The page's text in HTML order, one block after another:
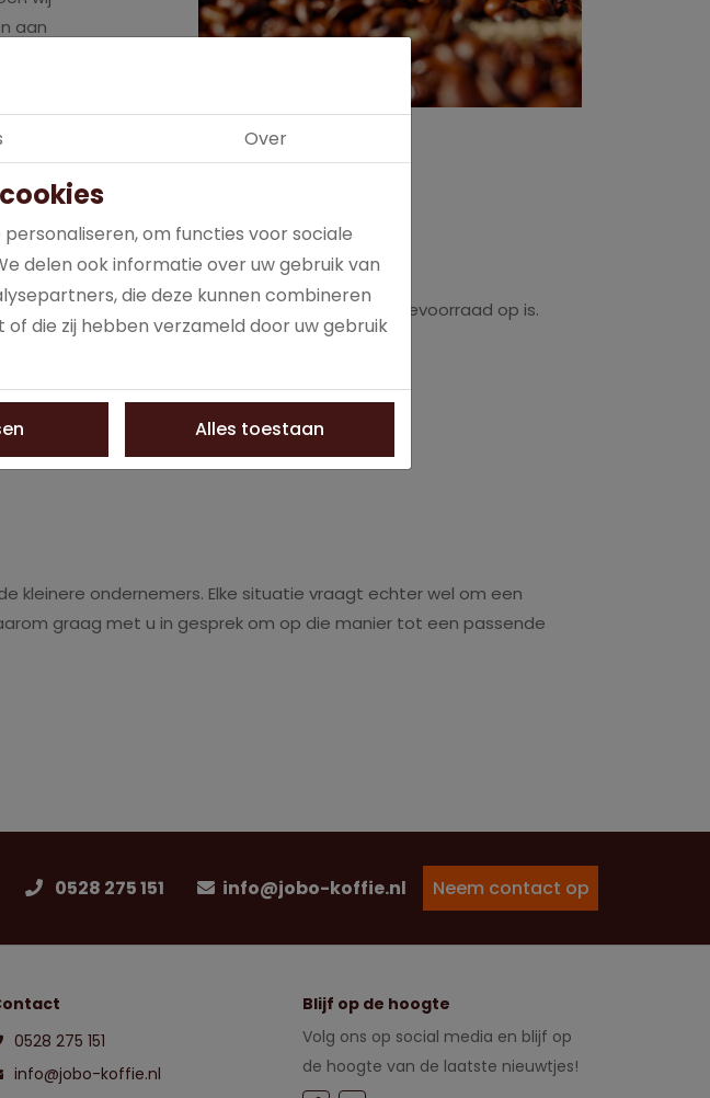
aan
dag op het werk voorbij gaat waarop de koffievoorraad op is.
kleinere ondernemers. Elke situatie vraagt echter wel om een
graag met u in gesprek om op die manier tot een passende
0528 275 151 info@jobo-koffie.nl Neem contact op
0528 275 151
info@jobo-koffie.nl
Blijf op de hoogte
Volg ons op social media en blijf op
de hoogte van de laatste nieuwtjes!
Over
om functies voor sociale
delen ook informatie over uw gebruik van
die deze kunnen combineren
die zij hebben verzameld door uw gebruik
Alles toestaan